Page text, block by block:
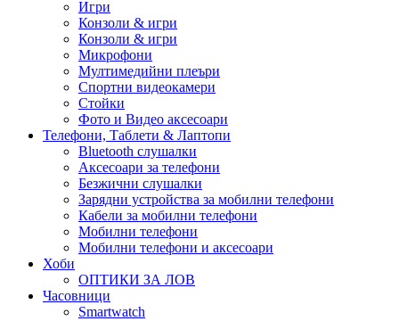
Игри
Конзоли & игри
Конзоли & игри
Микрофони
Мултимедийни плеъри
Спортни видеокамери
Стойки
Фото и Видео аксесоари
Телефони, Таблети & Лаптопи
Bluetooth слушалки
Аксесоари за телефони
Безжични слушалки
Зарядни устройства за мобилни телефони
Кабели за мобилни телефони
Мобилни телефони
Мобилни телефони и аксесоари
Хоби
ОПТИКИ ЗА ЛОВ
Часовници
Smartwatch